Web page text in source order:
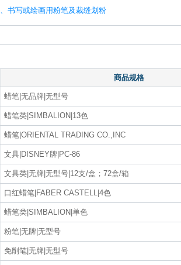
书写或绘画用粉笔及裁缝划粉
商品规格
蜡笔|无品牌|无型号
蜡笔类|SIMBALION|13色
蜡笔|ORIENTAL TRADING CO.,INC
文具|DISNEY牌|PC-86
文具类|无牌|无型号|12支/盒；72盒/箱
口红蜡笔|FABER CASTELL|4色
蜡笔类|SIMBALION|单色
粉笔|无牌|无型号
免削笔|无牌|无型号